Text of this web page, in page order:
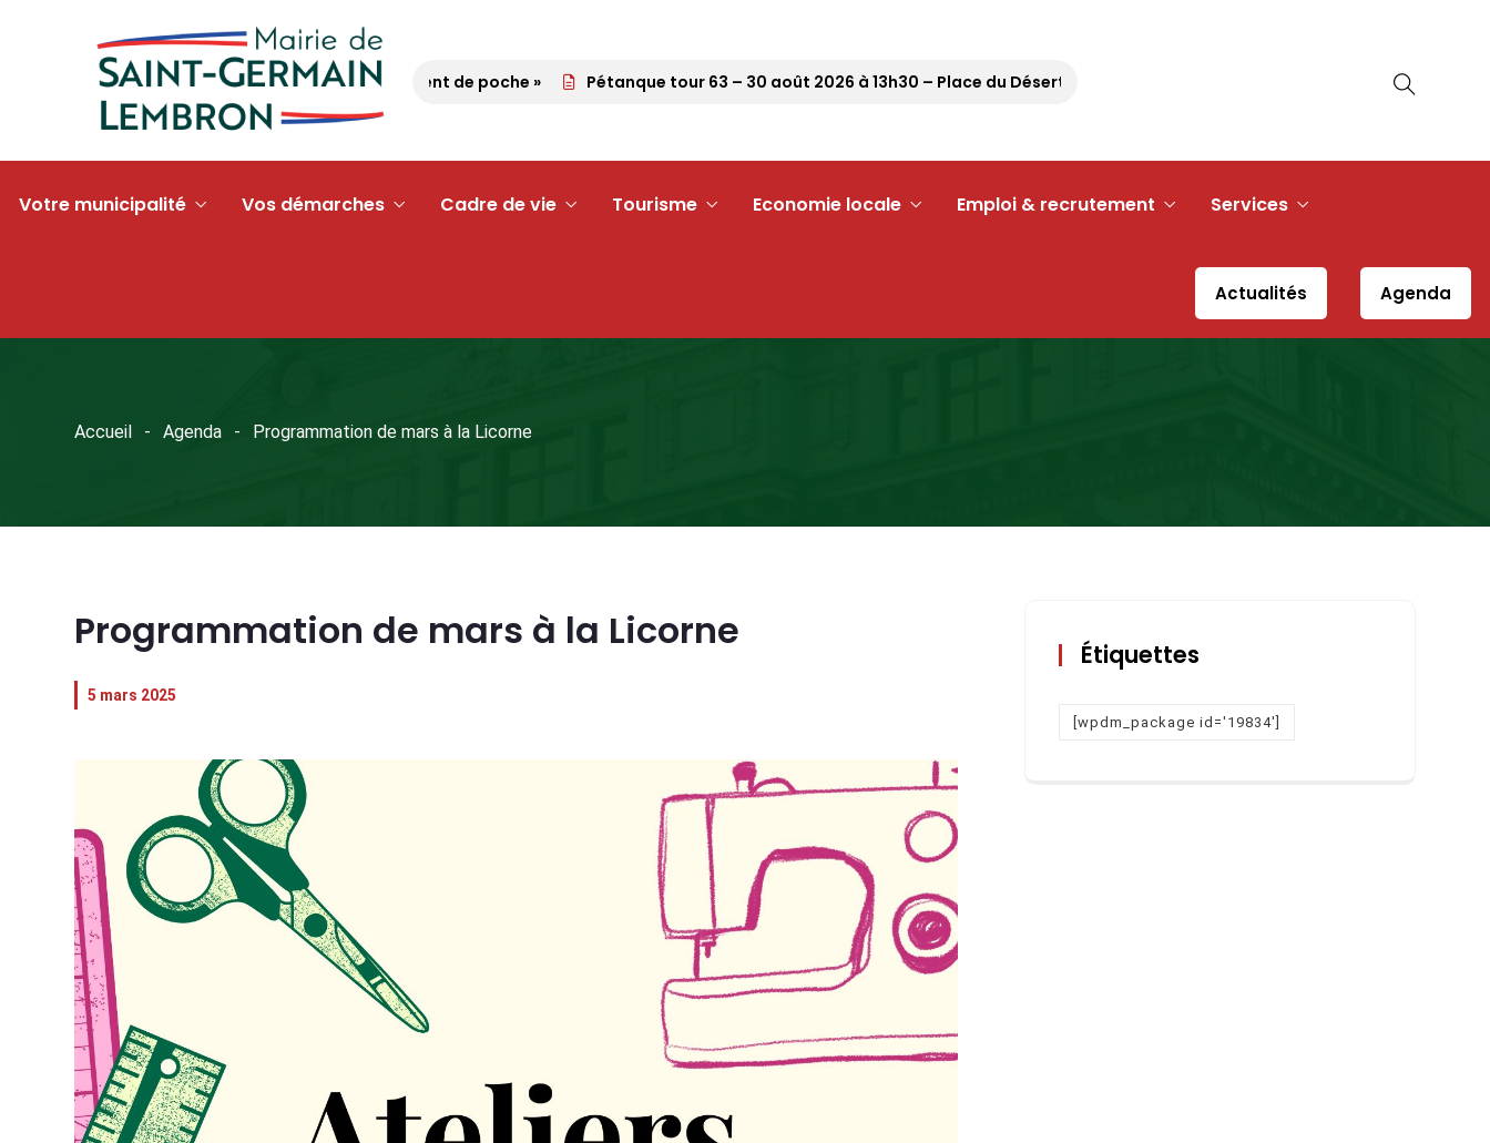
Opération « argent de poche » Pétanque tour 63 – 30 août 2026 à 13h30 – Place du Désert Pique-nique Républicain – 30 août 2026 à 11h30
Votre municipalité Vos démarches Cadre de vie Tourisme Economie locale Emploi & recrutement Services
Actualités Agenda
Accueil Agenda Programmation de mars à la Licorne
Programmation de mars à la Licorne
5 mars 2025
Étiquettes
[wpdm_package id='19834']